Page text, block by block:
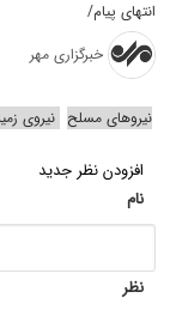
انتهای پیام/
خبرگزاری مهر
نیروهای مسلح نیروی
افزودن نظر جدید
نام
نظر